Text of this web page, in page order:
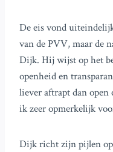
De eis vond
van de PVV, maar de
Dijk. Hij wijst op het
openheid en
liever aftrapt dan
ik zeer opmerkelijk
Dijk richt zijn pijlen op